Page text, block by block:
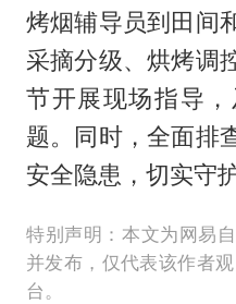
烤烟辅导员到田间
采摘分级、烘烤调
节开展现场指导
题。同时，全面排
安全隐患，切实守
特别声明：本文为网易
并发布，仅代表该作者
台。